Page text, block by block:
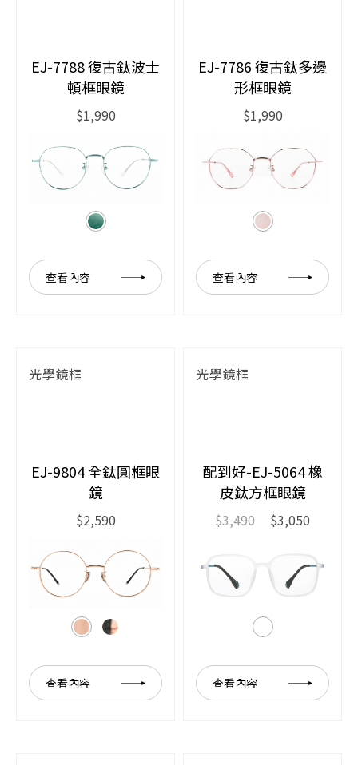
EJ-7788 復古鈦波士
頓框眼鏡
$1,990
查看內容
EJ-7786 復古鈦多邊
形框眼鏡
$1,990
查看內容
光學鏡框
EJ-9804 全鈦圓框眼
鏡
$2,590
查看內容
光學鏡框
配到好-EJ-5064 橡
皮鈦方框眼鏡
$3,490 $3,050
查看內容